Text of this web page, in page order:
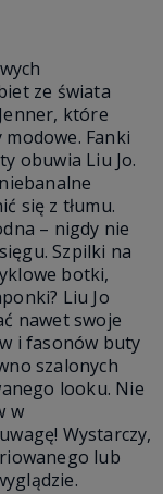
ze świata
które
Fanki
obuwia Liu Jo.
się z tłumu.
– nigdy nie
Szpilki na
botki,
Liu Jo
nawet swoje
i fasonów buty
szalonych
looku. Nie
w
Wystarczy,
lub